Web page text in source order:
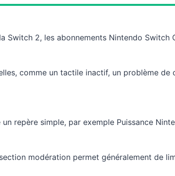
Switch 2, les abonnements Nintendo
comme un tactile inactif, un problème
repère simple, par exemple Puissance
modération permet généralement de